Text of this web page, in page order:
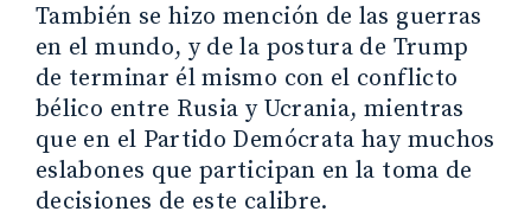
También se hizo mención de las guerras
en el mundo, y de la postura de Trump
de terminar él mismo con el conflicto
bélico entre Rusia y Ucrania, mientras
que en el Partido Demócrata hay muchos
eslabones que participan en la toma de
decisiones de este calibre.